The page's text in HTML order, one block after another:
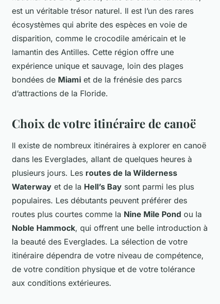
est un véritable trésor naturel. Il est l’un des rares
écosystèmes qui abrite des espèces en voie de
disparition, comme le crocodile américain et le
lamantin des Antilles. Cette région offre une
expérience unique et sauvage, loin des plages
bondées de Miami et de la frénésie des parcs
d’attractions de la Floride.
Choix de votre itinéraire de canoë
Il existe de nombreux itinéraires à explorer en canoë
dans les Everglades, allant de quelques heures à
plusieurs jours. Les routes de la Wilderness
Waterway et de la Hell’s Bay sont parmi les plus
populaires. Les débutants peuvent préférer des
routes plus courtes comme la Nine Mile Pond ou la
Noble Hammock, qui offrent une belle introduction à
la beauté des Everglades. La sélection de votre
itinéraire dépendra de votre niveau de compétence,
de votre condition physique et de votre tolérance
aux conditions extérieures.